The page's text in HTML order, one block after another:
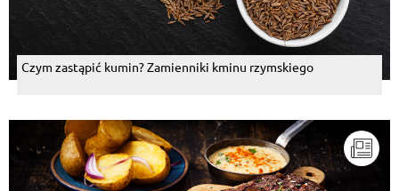
Czym zastąpić kumin? Zamienniki kminu rzymskiego